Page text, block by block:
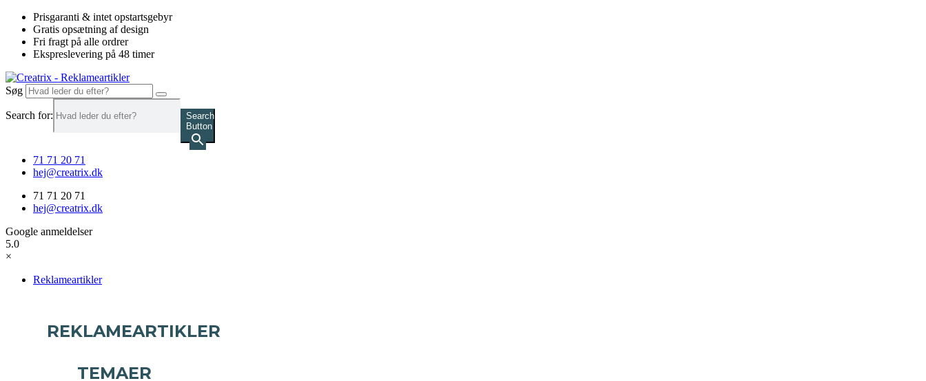
Videre
indhold
Prisgaranti & intet opstartsgebyr
Gratis opsætning af design
Fri fragt på alle ordrer
Ekspreslevering på 48 timer
Søg
Search for:
Search
Button
71 71 20 71
hej@creatrix.dk
71 71 20 71
hej@creatrix.dk
Google anmeldelser
5.0
×
Reklameartikler
REKLAMEARTIKLER
TEMAER